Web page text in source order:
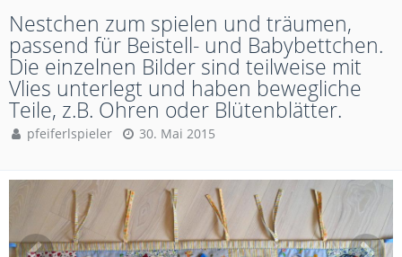
Nestchen zum spielen und träumen,
passend für Beistell- und Babybettchen.
Die einzelnen Bilder sind teilweise mit
Vlies unterlegt und haben bewegliche
Teile, z.B. Ohren oder Blütenblätter.
pfeiferlspieler 30. Mai 2015